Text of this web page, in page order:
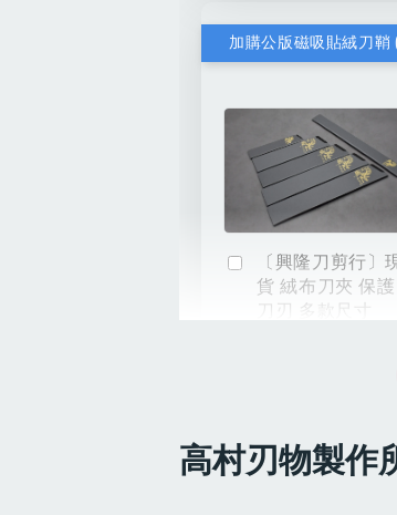
加購公版磁吸貼絨刀
〔興隆刀剪行〕
貨 絨布刀夾 保護
刀刃 多款尺寸
NT$ 60
高村刃物製作